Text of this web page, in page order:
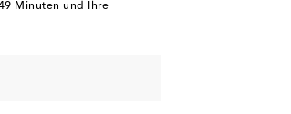
Minuten und Ihre